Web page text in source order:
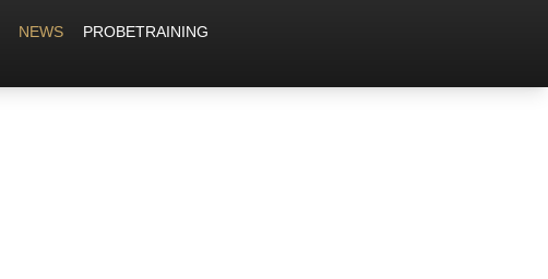
NEWS PROBETRAINING